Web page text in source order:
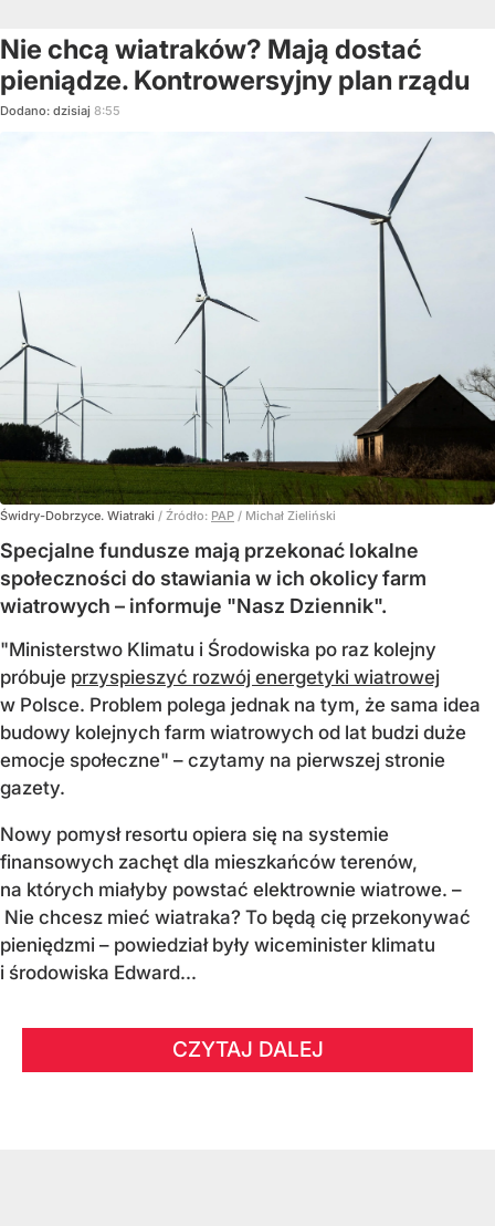
Nie chcą wiatraków? Mają dostać
pieniądze. Kontrowersyjny plan rządu
Dodano: dzisiaj 8:55
Świdry-Dobrzyce. Wiatraki / Źródło: PAP / Michał Zieliński
Specjalne fundusze mają przekonać lokalne
społeczności do stawiania w ich okolicy farm
wiatrowych – informuje "Nasz Dziennik".
"Ministerstwo Klimatu i Środowiska po raz kolejny
próbuje przyspieszyć rozwój energetyki wiatrowej
w Polsce. Problem polega jednak na tym, że sama idea
budowy kolejnych farm wiatrowych od lat budzi duże
emocje społeczne" – czytamy na pierwszej stronie
gazety.
Nowy pomysł resortu opiera się na systemie
finansowych zachęt dla mieszkańców terenów,
na których miałyby powstać elektrownie wiatrowe. –
Nie chcesz mieć wiatraka? To będą cię przekonywać
pieniędzmi – powiedział były wiceminister klimatu
i środowiska Edward...
CZYTAJ DALEJ